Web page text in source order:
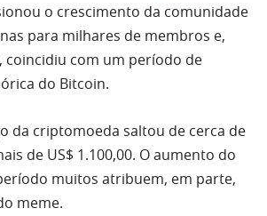
o crescimento da comunidade
para milhares de membros e,
coincidiu com um período de
do Bitcoin.
da criptomoeda saltou de cerca de
de US$ 1.100,00. O aumento do
muitos atribuem, em parte,
meme.